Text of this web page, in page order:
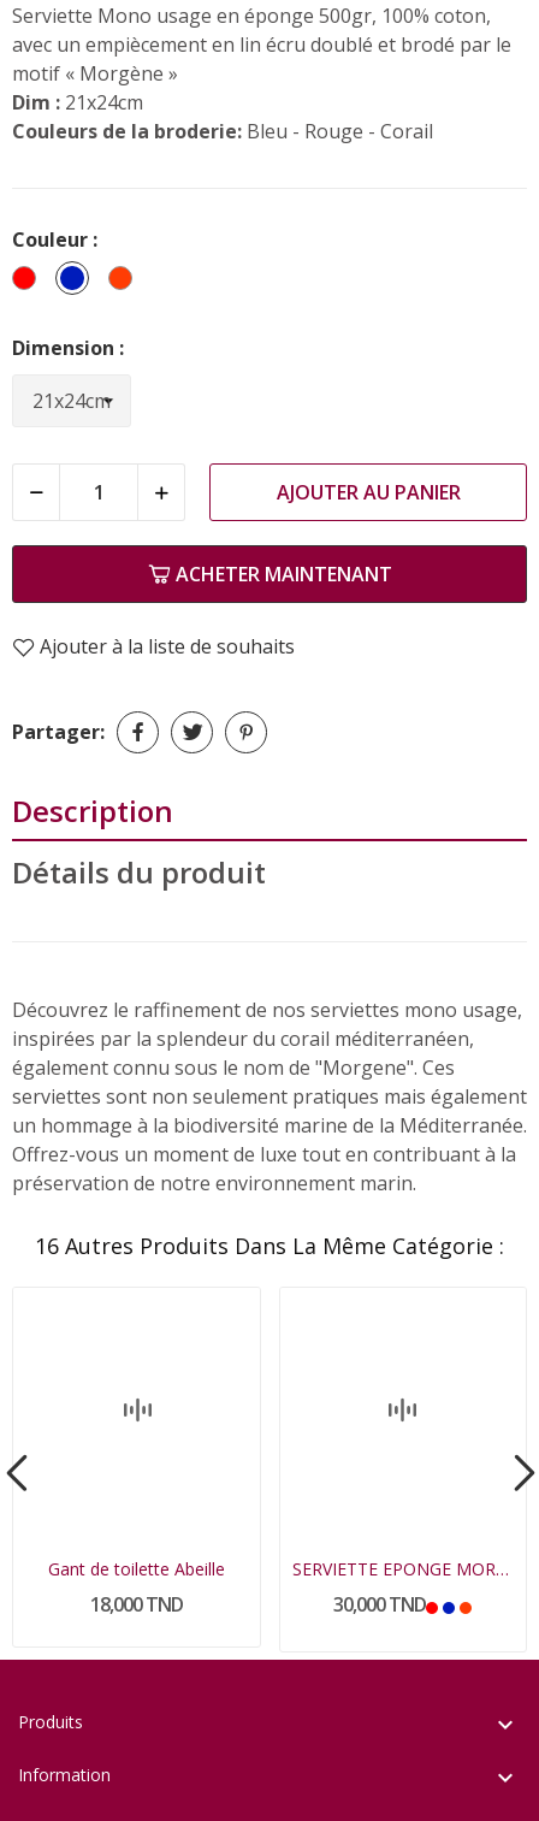
Serviette Mono usage en éponge 500gr, 100% coton,
avec un empiècement en lin écru doublé et brodé par le
motif « Morgène »
Dim : 21x24cm
Couleurs de la broderie: Bleu - Rouge - Corail
Couleur :
RougeBleu Corail
Dimension :
AJOUTER AU PANIER
ACHETER MAINTENANT
Ajouter à la liste de souhaits
Partager:
Description
Détails du produit
Découvrez le raffinement de nos serviettes mono usage,
inspirées par la splendeur du corail méditerranéen,
également connu sous le nom de "Morgene". Ces
serviettes sont non seulement pratiques mais également
un hommage à la biodiversité marine de la Méditerranée.
Offrez-vous un moment de luxe tout en contribuant à la
préservation de notre environnement marin.
16 Autres Produits Dans La Même Catégorie :
Gant de toilette Abeille
18,000 TND
SERVIETTE EPONGE MORGENE PETIT MODELE
30,000 TND
Produits 
Information 